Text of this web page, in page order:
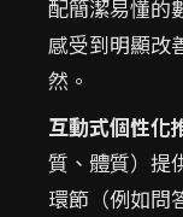
配簡潔易懂的
感受到明顯改
然。
互動式個性化
質、體質）提
環節（例如問